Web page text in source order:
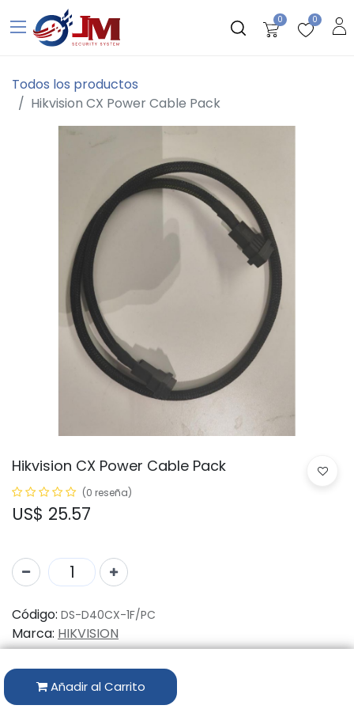
0 0
Todos los productos
Hikvision CX Power Cable Pack
Hikvision CX Power Cable Pack
(0 reseña)
US$ 25.57
Añadir al Carrito
Código: DS-D40CX-1F/PC
Marca: HIKVISION
Disponibilidad por Almacén